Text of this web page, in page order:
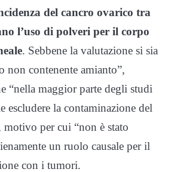
del cancro ovarico tra
l’uso di polveri per il corpo
. Sebbene la valutazione si sia
non contenente amianto”,
“nella maggior parte degli studi
escludere la contaminazione del
motivo per cui “non è stato
un ruolo causale per il
con i tumori.